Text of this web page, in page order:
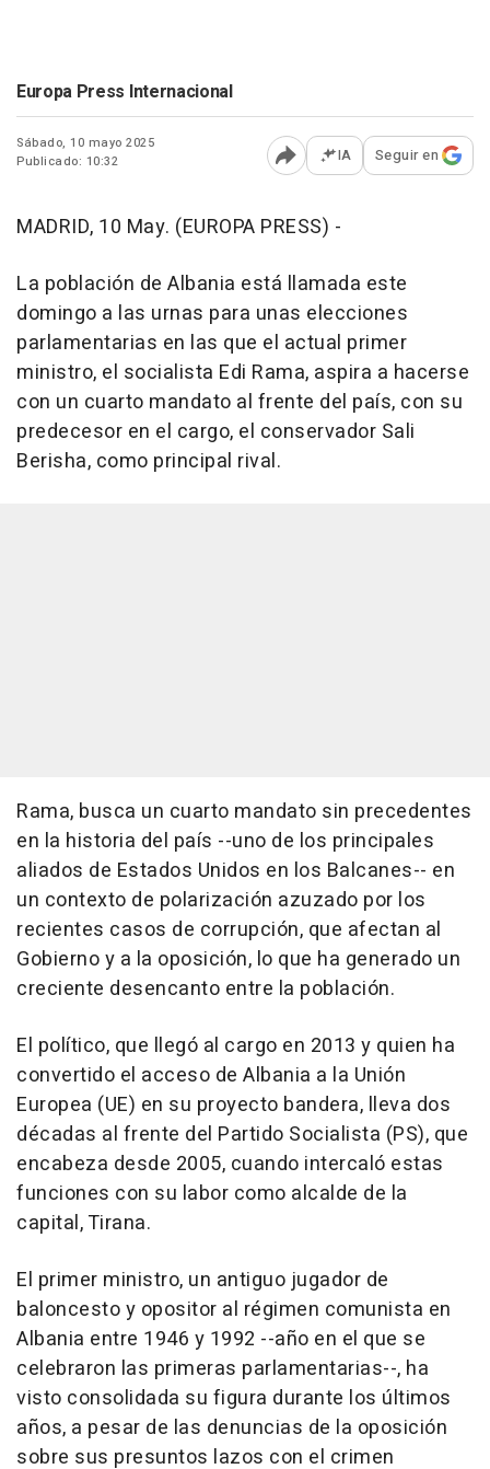
Europa Press Internacional
Sábado, 10 mayo 2025
Publicado: 10:32
Abrir opciones para
IA Seguir en
MADRID, 10 May. (EUROPA PRESS) -
La población de Albania está llamada este
domingo a las urnas para unas elecciones
parlamentarias en las que el actual primer
ministro, el socialista Edi Rama, aspira a hacerse
con un cuarto mandato al frente del país, con su
predecesor en el cargo, el conservador Sali
Berisha, como principal rival.
Rama, busca un cuarto mandato sin precedentes
en la historia del país --uno de los principales
aliados de Estados Unidos en los Balcanes-- en
un contexto de polarización azuzado por los
recientes casos de corrupción, que afectan al
Gobierno y a la oposición, lo que ha generado un
creciente desencanto entre la población.
El político, que llegó al cargo en 2013 y quien ha
convertido el acceso de Albania a la Unión
Europea (UE) en su proyecto bandera, lleva dos
décadas al frente del Partido Socialista (PS), que
encabeza desde 2005, cuando intercaló estas
funciones con su labor como alcalde de la
capital, Tirana.
El primer ministro, un antiguo jugador de
baloncesto y opositor al régimen comunista en
Albania entre 1946 y 1992 --año en el que se
celebraron las primeras parlamentarias--, ha
visto consolidada su figura durante los últimos
años, a pesar de las denuncias de la oposición
sobre sus presuntos lazos con el crimen